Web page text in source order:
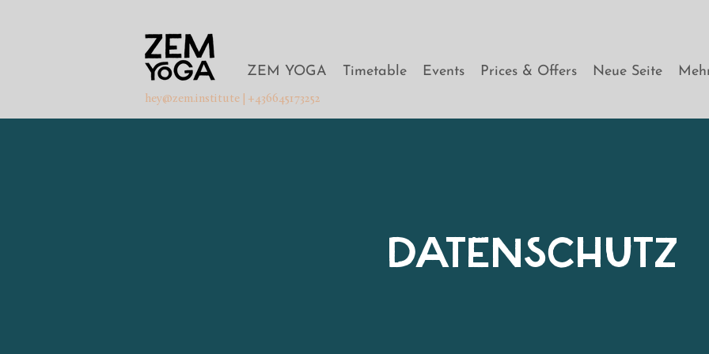
ZEM YOGA Timetable Events Prices & Offers Neue Seite
hey@zem.institute | +436645173252
DATENSCHUTZ